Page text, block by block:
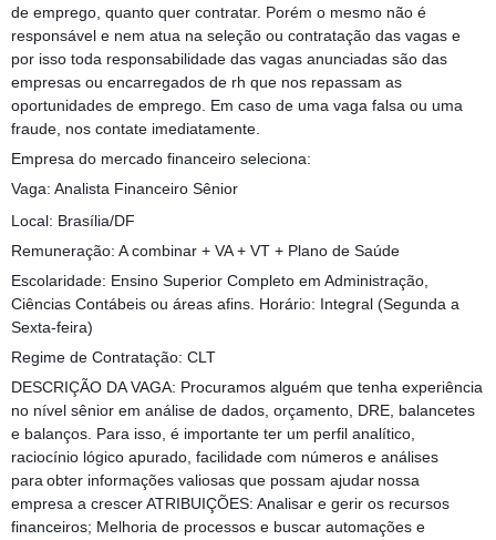
de emprego, quanto quer contratar. Porém o mesmo não é
responsável e nem atua na seleção ou contratação das vagas e
por isso toda responsabilidade das vagas anunciadas são das
empresas ou encarregados de rh que nos repassam as
oportunidades de emprego. Em caso de uma vaga falsa ou uma
fraude, nos contate imediatamente.
Empresa do mercado financeiro seleciona:
Vaga: Analista Financeiro Sênior
Local: Brasília/DF
Remuneração: A combinar + VA + VT + Plano de Saúde
Escolaridade: Ensino Superior Completo em Administração,
Ciências Contábeis ou áreas afins. Horário: Integral (Segunda a
Sexta-feira)
Regime de Contratação: CLT
DESCRIÇÃO DA VAGA: Procuramos alguém que tenha experiência
no nível sênior em análise de dados, orçamento, DRE, balancetes
e balanços. Para isso, é importante ter um perfil analítico,
raciocínio lógico apurado, facilidade com números e análises
para obter informações valiosas que possam ajudar nossa
empresa a crescer ATRIBUIÇÕES: Analisar e gerir os recursos
financeiros; Melhoria de processos e buscar automações e